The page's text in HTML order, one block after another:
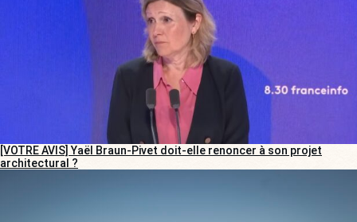
[VOTRE AVIS] Yaël Braun-Pivet doit-elle renoncer à son projet
architectural ?